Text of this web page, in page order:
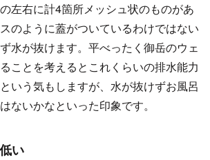
左右に計4箇所メッシュ状のものがあ
のように蓋がついているわけではない
水が抜けます。平べったく御岳のウェ
ことを考えるとこれくらいの排水能力
いう気もしますが、水が抜けずお風呂
ないかなといった印象です。
い